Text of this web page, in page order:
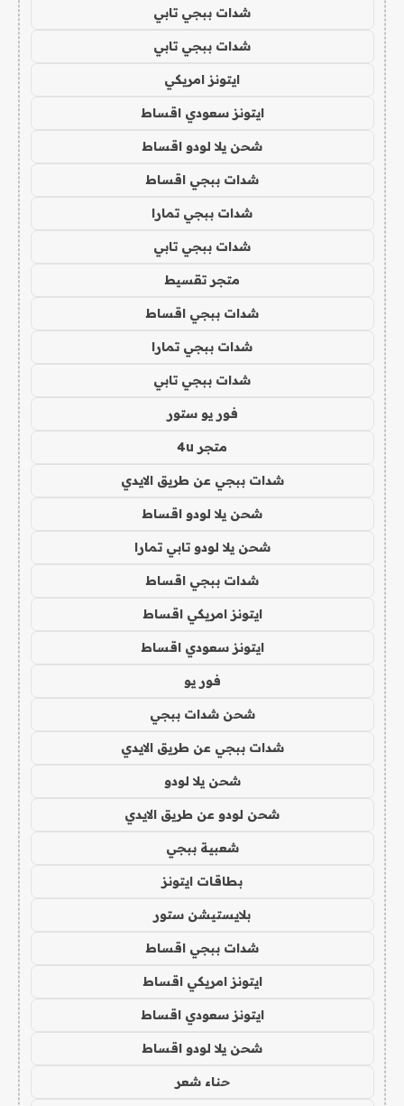
شدات ببجي تابي
شدات ببجي تابي
ايتونز امريكي
ايتونز سعودي اقساط
شحن يلا لودو اقساط
شدات ببجي اقساط
شدات ببجي تمارا
شدات ببجي تابي
متجر تقسيط
شدات ببجي اقساط
شدات ببجي تمارا
شدات ببجي تابي
فور يو ستور
متجر 4u
شدات ببجي عن طريق الايدي
شحن يلا لودو اقساط
شحن يلا لودو تابي تمارا
شدات ببجي اقساط
ايتونز امريكي اقساط
ايتونز سعودي اقساط
فور يو
شحن شدات ببجي
شدات ببجي عن طريق الايدي
شحن يلا لودو
شحن لودو عن طريق الايدي
شعبية ببجي
بطاقات ايتونز
بلايستيشن ستور
شدات ببجي اقساط
ايتونز امريكي اقساط
ايتونز سعودي اقساط
شحن يلا لودو اقساط
حناء شعر